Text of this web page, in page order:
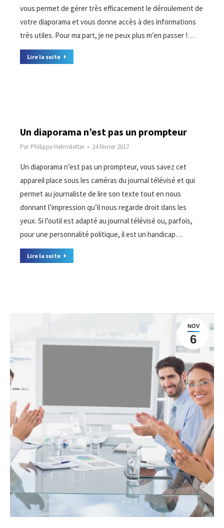
vous permet de gérer très efficacement le déroulement de
votre diaporama et vous donne accès à des informations
très utiles. Pour ma part, je ne peux plus m’en passer !…
Lire la suite
Un diaporama n’est pas un prompteur
ParPhilippe Helmstetter 24 février 2017
Un diaporama n’est pas un prompteur, vous savez cet
appareil place sous les caméras du journal télévisé et qui
permet au journaliste de lire son texte tout en nous
donnant l’impression qu’il nous regarde droit dans les
yeux. Si l’outil est adapté au journal télévisé ou, parfois,
pour une personnalité politique, il est un handicap…
Lire la suite
NOV
6